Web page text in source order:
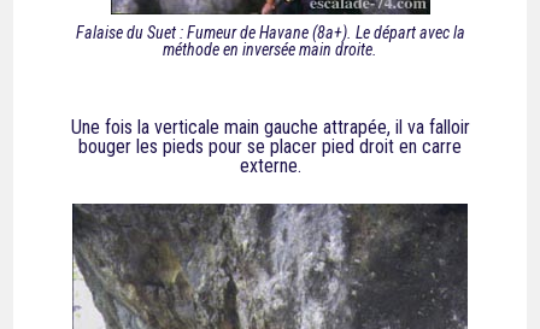
Falaise du Suet : Fumeur de Havane (8a+). Le départ avec la
méthode en inversée main droite.
Une fois la verticale main gauche attrapée, il va falloir
bouger les pieds pour se placer pied droit en carre
externe.